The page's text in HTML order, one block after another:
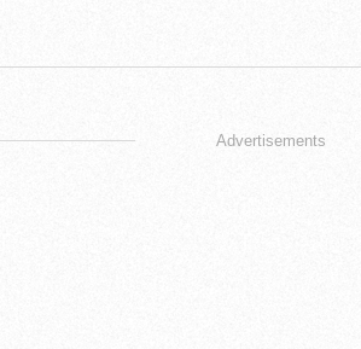
Advertisements